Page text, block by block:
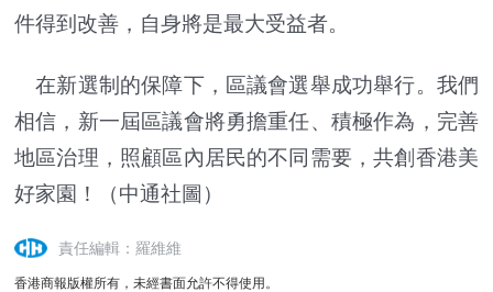
件得到改善，自身將是最大受益者。
在新選制的保障下，區議會選舉成功舉行。我們
相信，新一屆區議會將勇擔重任、積極作為，完善
地區治理，照顧區內居民的不同需要，共創香港美
好家園！（中通社圖）
責任編輯：羅維維
香港商報版權所有，未經書面允許不得使用。